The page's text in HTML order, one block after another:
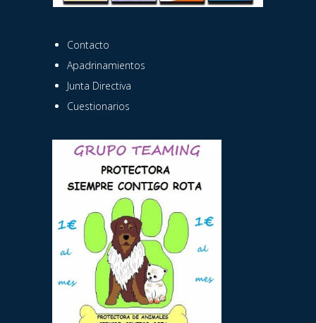
Contacto
Apadrinamientos
Junta Directiva
Cuestionarios